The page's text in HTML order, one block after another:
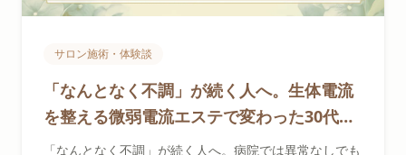
サロン施術・体験談
「なんとなく不調」が続く人へ。生体電流
を整える微弱電流エステで変わった30代女
性の体験談
「なんとなく不調」が続く人へ。病院では異常なしでも